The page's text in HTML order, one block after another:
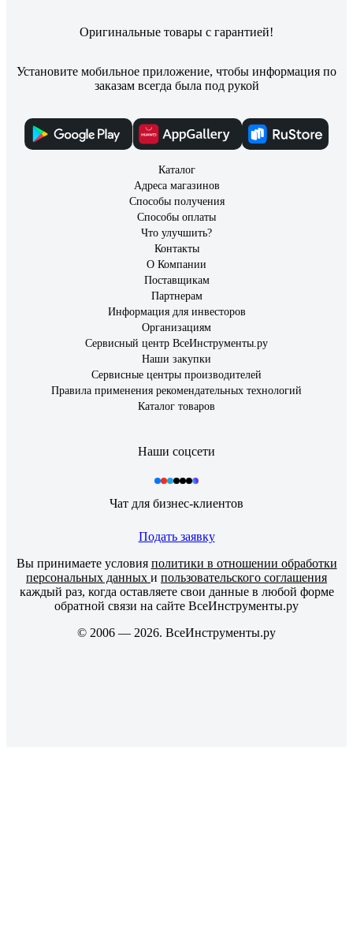
Оригинальные товары с гарантией!
Установите мобильное приложение, чтобы информация по
заказам всегда была под рукой
Каталог
Адреса магазинов
Способы получения
Способы оплаты
Что улучшить?
Контакты
О Компании
Поставщикам
Партнерам
Информация для инвесторов
Организациям
Сервисный центр ВсеИнструменты.ру
Наши закупки
Сервисные центры производителей
Правила применения рекомендательных технологий
Каталог товаров
Наши соцсети
Чат для бизнес-клиентов
Подать заявку
Вы принимаете условия политики в отношении обработки
персональных данных и пользовательского соглашения
каждый раз, когда оставляете свои данные в любой форме
обратной связи на сайте ВсеИнструменты.ру
© 2006 — 2026. ВсеИнструменты.ру